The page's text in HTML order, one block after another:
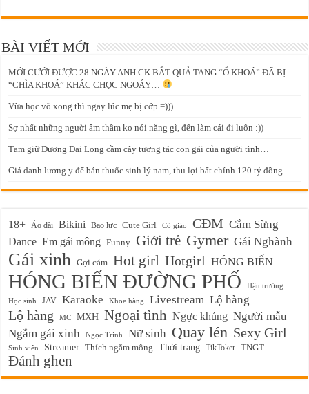
BÀI VIẾT MỚI
MỚI CƯỚI ĐƯỢC 28 NGÀY ANH CK BẮT QUẢ TANG “Ổ KHOÁ” ĐÃ BỊ
“CHÌA KHOÁ” KHÁC CHỌC NGOÁY…
Vừa học võ xong thì ngay lúc mẹ bị cớp =)))
Sợ nhất những người âm thầm ko nói năng gì, đến làm cái đi luôn :))
Tạm giữ Dương Đại Long cầm cây tương tác con gái của người tình…
Giả danh lương y để bán thuốc sinh lý nam, thu lợi bất chính 120 tỷ đồng
18+ Áo dài Bikini Bạo lực Cute Girl Cô giáo CĐM Cắm Sừng
Dance Em gái mông Funny Giới trẻ Gymer Gái Nghành
Gái xinh Gợi cảm Hot girl Hotgirl HÓNG BIẾN
HÓNG BIẾN ĐƯỜNG PHỐ
Hậu trường
Học sinh
JAV Karaoke Khoe hàng Livestream Lộ hàng
Lộ hàng MC MXH Ngoại tình Ngực khủng Người mẫu
Ngắm gái xinh
Ngọc Trinh Nữ sinh Quay lén Sexy Girl
Sinh viên Streamer Thích ngắm mông Thời trang TikToker TNGT
Đánh ghen